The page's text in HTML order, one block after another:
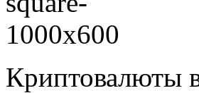
Криптовалюты